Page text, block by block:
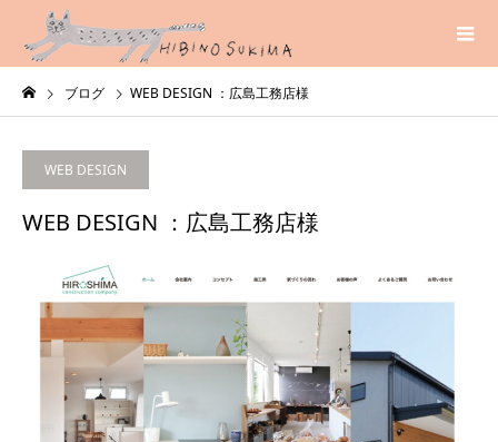
ブログ WEB DESIGN ：広島工務店様
WEB DESIGN
WEB DESIGN ：広島工務店様